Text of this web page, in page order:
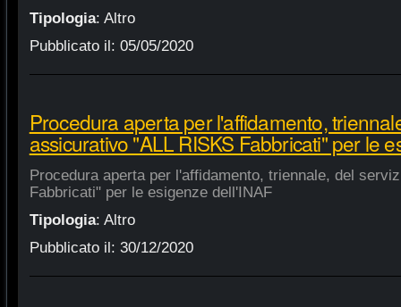
Tipologia: Altro
Pubblicato il: 05/05/2020
Procedura aperta per l'affidamento,
assicurativo "ALL RISKS Fabbricati" per le
Procedura aperta per l'affidamento, triennale, del
Fabbricati" per le esigenze dell'INAF
Tipologia: Altro
Pubblicato il: 30/12/2020